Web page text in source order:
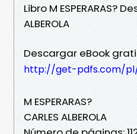
Libro M ESPERARAS?
ALBEROLA
Descargar eBook
http://get-pdfs.com/pl/
M ESPERARAS?
CARLES ALBEROLA